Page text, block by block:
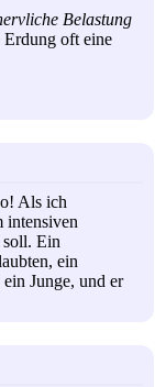
Belastung
Erdung oft eine
Als ich
intensiven
Ein
ein
Junge, und er